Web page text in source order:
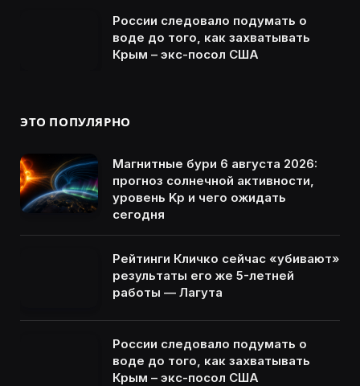
России следовало подумать о
воде до того, как захватывать
Крым – экс-посол США
ЭТО ПОПУЛЯРНО
Магнитные бури 6 августа 2026:
прогноз солнечной активности,
уровень Kp и чего ожидать
сегодня
Рейтинги Кличко сейчас «убивают»
результаты его же 5-летней
работы — Лагута
России следовало подумать о
воде до того, как захватывать
Крым – экс-посол США